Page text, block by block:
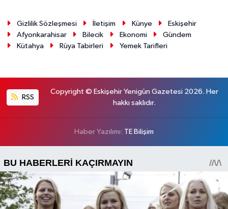
Gizlilik Sözleşmesi İletişim Künye
Eskişehir
Afyonkarahisar
Bilecik Ekonomi
Gündem
Kütahya
Rüya Tabirleri Yemek Tarifleri
RSS
Copyright © Eskişehir Yenigün Gazetesi 2026. Her
hakkı saklıdır.
Haber Yazılımı: TE Bilişim